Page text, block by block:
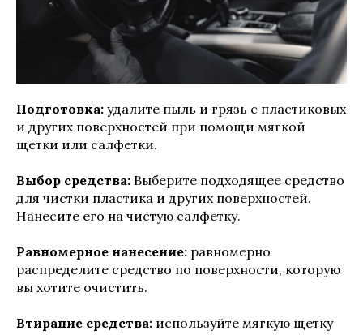
Подготовка: удалите пыль и грязь с пластиковых
и других поверхностей при помощи мягкой
щетки или салфетки.
Выбор средства: Выберите подходящее средство
для чистки пластика и других поверхностей.
Нанесите его на чистую салфетку.
Равномерное нанесение: равномерно
распределите средство по поверхности, которую
вы хотите очистить.
Втирание средства: используйте мягкую щетку